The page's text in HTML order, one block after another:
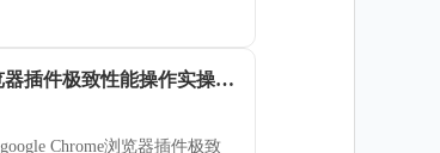
google Chrome浏览器插件极致性能操作实操技巧
google Chrome浏览器插件极致